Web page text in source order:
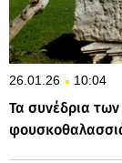
26.01.26 10:04
Τα συνέδρια